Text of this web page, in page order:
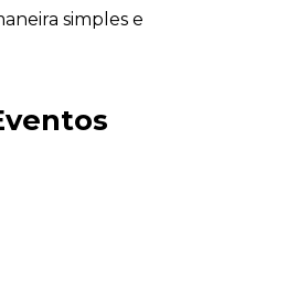
simples e